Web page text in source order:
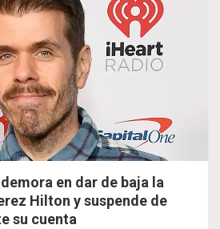
en dar de baja la
Hilton y suspende de
su cuenta